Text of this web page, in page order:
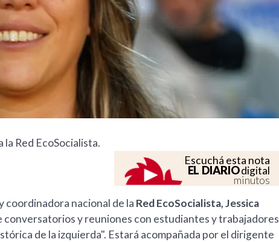
Red EcoSocialista.
Escuchá esta nota
EL DIARIOdigital
minutos
coordinadora nacional de la Red EcoSocialista, Jessica
conversatorios y reuniones con estudiantes y trabajadores
de la izquierda". Estará acompañada por el dirigente